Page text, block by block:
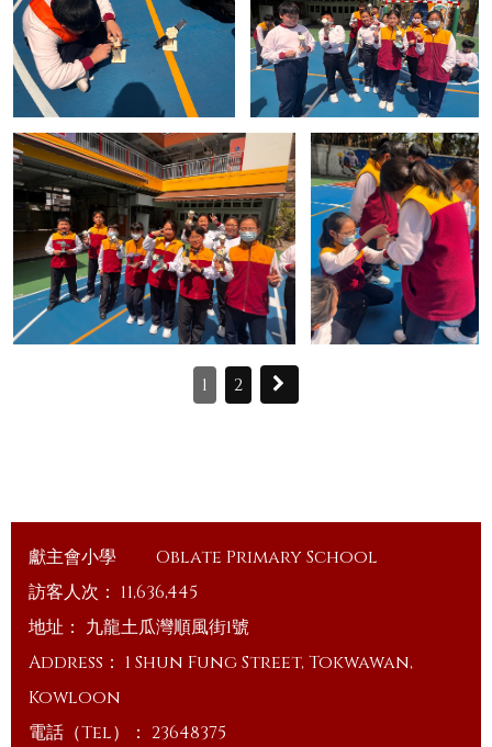
1 2
獻主會小學
Oblate Primary School
訪客人次： 11,636,445
地址： 九龍土瓜灣順風街1號
Address： 1 Shun Fung Street, Tokwawan,
Kowloon
電話（Tel）： 23648375